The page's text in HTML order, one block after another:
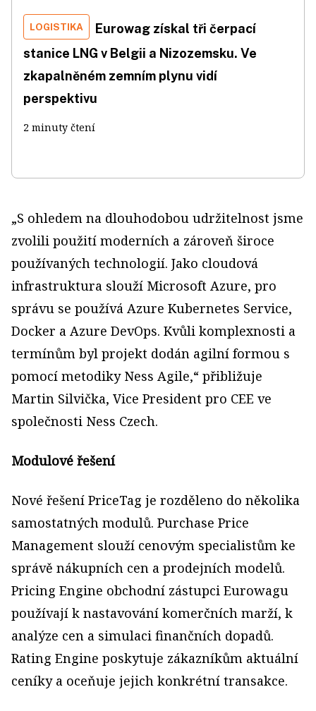
LOGISTIKA
Eurowag získal tři čerpací
stanice LNG v Belgii a Nizozemsku. Ve
zkapalněném zemním plynu vidí
perspektivu
2 minuty čtení
„S ohledem na dlouhodobou udržitelnost jsme
zvolili použití moderních a zároveň široce
používaných technologií. Jako cloudová
infrastruktura slouží Microsoft Azure, pro
správu se používá Azure Kubernetes Service,
Docker a Azure DevOps. Kvůli komplexnosti a
termínům byl projekt dodán agilní formou s
pomocí metodiky Ness Agile,“ přibližuje
Martin Silvička, Vice President pro CEE ve
společnosti Ness Czech.
Modulové řešení
Nové řešení PriceTag je rozděleno do několika
samostatných modulů. Purchase Price
Management slouží cenovým specialistům ke
správě nákupních cen a prodejních modelů.
Pricing Engine obchodní zástupci Eurowagu
používají k nastavování komerčních marží, k
analýze cen a simulaci finančních dopadů.
Rating Engine poskytuje zákazníkům aktuální
ceníky a oceňuje jejich konkrétní transakce.